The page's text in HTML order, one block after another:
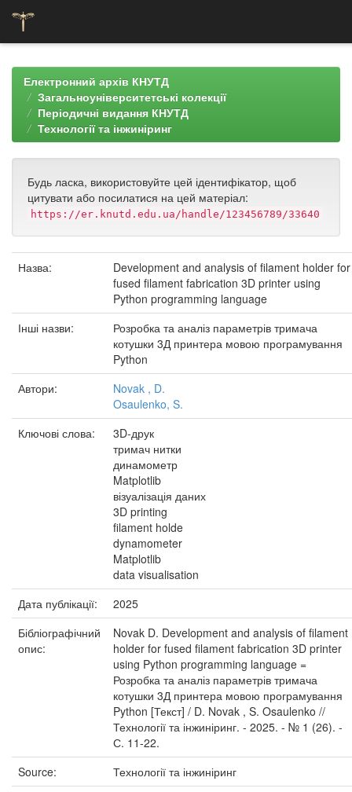
navigationЕлектронний архів КНУТД
Загальноуніверситетські колекції
Періодичні видання КНУТД
Технології та інжиніринг
Будь ласка, використовуйте цей ідентифікатор, щоб
цитувати або посилатися на цей матеріал:
https://er.knutd.edu.ua/handle/123456789/33640
Назва:
Development and analysis of filament holder for
fused filament fabrication 3D printer using
Python programming language
Інші назви:
Розробка та аналіз параметрів тримача
котушки 3Д принтера мовою програмування
Python
Автори:
Novak , D.
Osaulenko, S.
Ключові слова:
3D-друк
тримач нитки
динамометр
Matplotlib
візуалізація даних
3D printing
filament holde
dynamometer
Matplotlib
data visualisation
Дата публікації:
2025
Бібліографічний
опис:
Novak D. Development and analysis of filament
holder for fused filament fabrication 3D printer
using Python programming language =
Розробка та аналіз параметрів тримача
котушки 3Д принтера мовою програмування
Python [Текст] / D. Novak , S. Osaulenko //
Технології та інжиніринг. - 2025. - № 1 (26). -
С. 11-22.
Source:
Технології та інжиніринг